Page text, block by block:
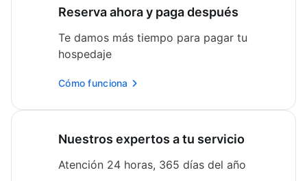
Reserva ahora y paga después
Te damos más tiempo para pagar tu
hospedaje
Cómo funciona
Nuestros expertos a tu servicio
Atención 24 horas, 365 días del año